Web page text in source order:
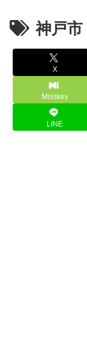
神戸市
X
Misskey
LINE